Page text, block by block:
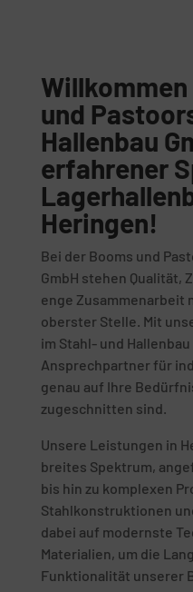
und
Hallenbau
erfahrener
Heringen!
Bei der Booms und
GmbH stehen Qualität,
enge Zusammenarbeit
oberster Stelle. Mit
im Stahl- und
Ansprechpartner für
genau auf Ihre
zugeschnitten sind.
Unsere Leistungen in
breites Spektrum,
bis hin zu komplexen
Stahlkonstruktionen
dabei auf modernste
Materialien, um die
Funktionalität unserer